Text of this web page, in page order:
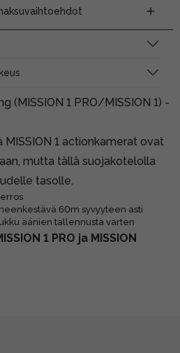
(MISSION 1 PRO/MISSION 1) -
MISSION 1 actionkamerat ovat
mutta tällä suojakotelolla
tasolle.
60m syvyyteen asti
äänien tallennusta varten
1 PRO ja MISSION